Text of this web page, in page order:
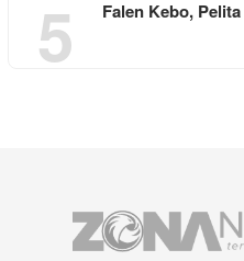
5 Falen Kebo,